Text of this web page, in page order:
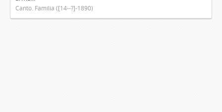
Canto. Família ([14--?]-1890)